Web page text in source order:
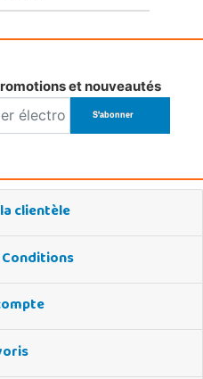
et nouveautés
clientèle